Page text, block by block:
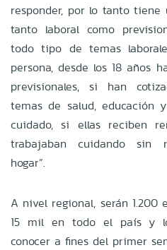
responder, por lo tanto
tanto laboral como
todo tipo de temas
persona, desde los 18 años
previsionales, si han
temas de salud, educación
cuidado, si ellas reciben
trabajaban cuidando sin
hogar”.
A nivel regional, serán 1.200
15 mil en todo el país y
conocer a fines del primer